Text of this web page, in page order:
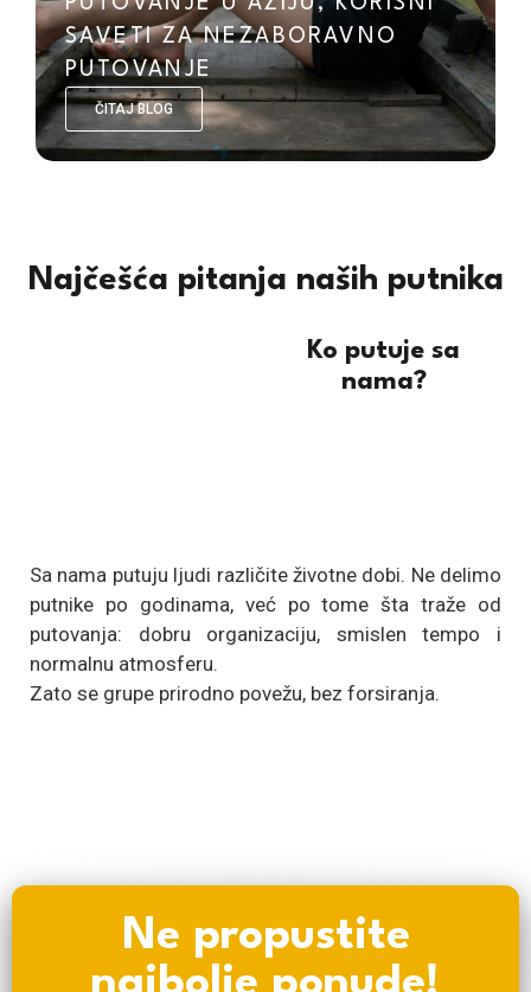
SAVETI ZA NEZABORAVNO
PUTOVANJE
ČITAJ BLOG
Najčešća pitanja naših putnika
Ko putuje sa
nama?
Sa nama putuju ljudi različite životne dobi. Ne delimo
putnike po godinama, već po tome šta traže od
putovanja: dobru organizaciju, smislen tempo i
normalnu atmosferu.
Zato se grupe prirodno povežu, bez forsiranja.
Ne propustite